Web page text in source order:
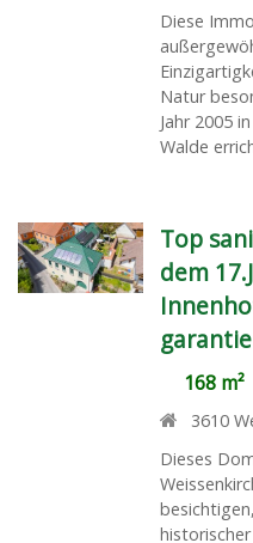
Diese
Natur
Jahr 2005
Walde
Top
dem
168 m²
3610
Dieses